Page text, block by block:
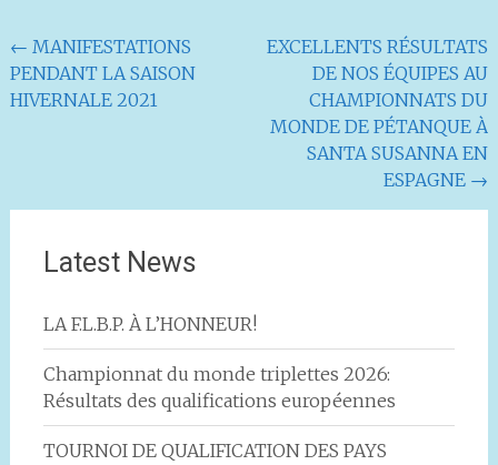
Navigation
de
← MANIFESTATIONS
PENDANT LA SAISON
HIVERNALE 2021
EXCELLENTS RÉSULTATS
DE NOS ÉQUIPES AU
CHAMPIONNATS DU
MONDE DE PÉTANQUE À
SANTA SUSANNA EN
ESPAGNE →
Latest News
LA F.L.B.P. À L’HONNEUR!
Championnat du monde triplettes 2026:
Résultats des qualifications européennes
TOURNOI DE QUALIFICATION DES PAYS